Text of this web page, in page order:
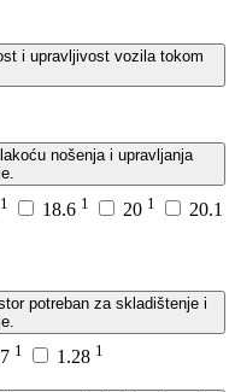
i upravljivost vozila tokom
nošenja i upravljanja
1 18.6 1 20 1 20.1
potreban za skladištenje i
1 1.28 1